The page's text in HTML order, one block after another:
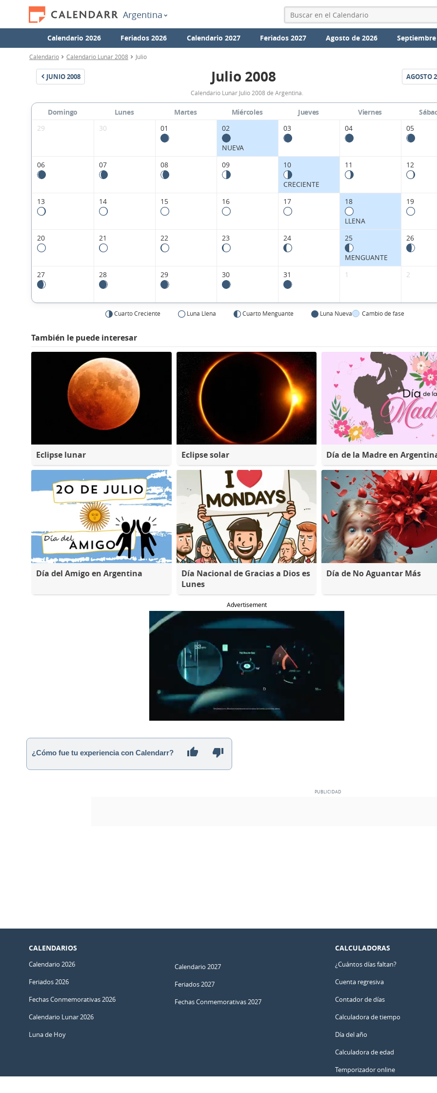
Argentina
Calendario 2026 Feriados 2026 Calendario 2027 Feriados 2027 Agosto de 2026
Calendario Calendario Lunar 2008 Julio
JUNIO2008
Calendario
Lunar
Julio
de
Argentina.
Julio 2008 AGOSTO
Calendario Lunar Julio 2008 de Argentina.
Domingo Lunes Martes Miércoles Jueves Viernes
29
30 01 02
NUEVA
03 04 05
06 07 08 09 10
CRECIENTE
11 12
13 14 15 16 17 18
LLENA
19
20 21 22 23 24 25
MENGUANTE
26
27 28 29 30 31 1 2
Cuarto Creciente Luna Llena Cuarto Menguante Luna Nueva Cambio de fase
También le puede interesar
Eclipse lunar Eclipse solar Día de la Madre en
Día del Amigo en Argentina
Día Nacional de Gracias a Dios es
Lunes
Día de No Aguantar Más
Advertisement
¿Cómo fue tu experiencia con Calendarr?
CALENDARIOS
Calendario 2026
Feriados 2026
Fechas Conmemorativas 2026
Calendario Lunar 2026
Luna de Hoy
Calendario 2027
Feriados 2027
Fechas Conmemorativas 2027
CALCULADORAS
¿Cuántos días faltan?
Cuenta regresiva
Contador de días
Calculadora de tiempo
Día del año
Calculadora de edad
Temporizador online